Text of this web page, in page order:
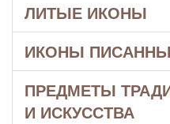
ЛИТЫЕ ИКОНЫ
ИКОНЫ
ПРЕДМЕТЫ
И ИСКУССТВА